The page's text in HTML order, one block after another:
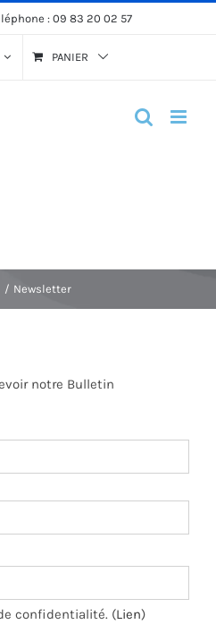
: 09 83 20 02 57
PANIER
Newsletter
notre Bulletin
confidentialité. (Lien)